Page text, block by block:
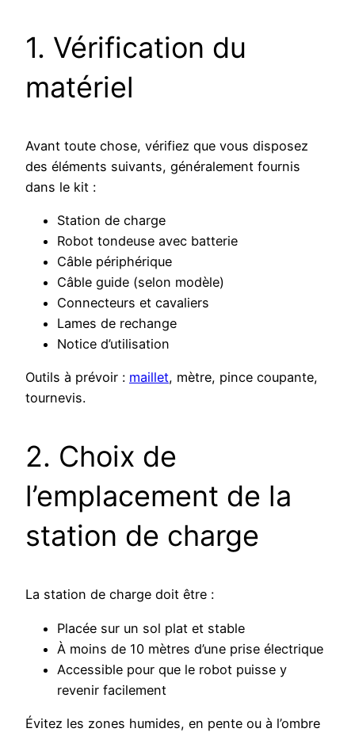
1. Vérification du
matériel
Avant toute chose, vérifiez que vous disposez
des éléments suivants, généralement fournis
dans le kit :
Station de charge
Robot tondeuse avec batterie
Câble périphérique
Câble guide (selon modèle)
Connecteurs et cavaliers
Lames de rechange
Notice d’utilisation
Outils à prévoir : maillet, mètre, pince coupante,
tournevis.
2. Choix de
l’emplacement de la
station de charge
La station de charge doit être :
Placée sur un sol plat et stable
À moins de 10 mètres d’une prise électrique
Accessible pour que le robot puisse y
revenir facilement
Évitez les zones humides, en pente ou à l’ombre